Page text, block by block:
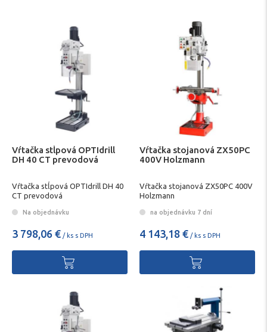
Vŕtačka stĺpová OPTIdrill
DH 40 CT prevodová
Vŕtačka stĺpová OPTIdrill DH 40
CT prevodová
Na objednávku
3 798,06 € / ks s DPH
Vŕtačka stojanová ZX50PC
400V Holzmann
Vŕtačka stojanová ZX50PC 400V
Holzmann
na objednávku 7 dní
4 143,18 € / ks s DPH